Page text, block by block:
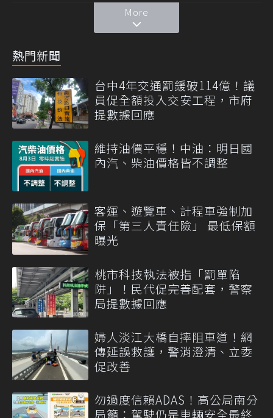
More
熱門新聞
台中4年交通罰鍰破114億！議
員促全額投入交安工程，市府
提數據回應
維持油價平穩！中油：明日國
內汽、柴油價格皆不調整
客運、遊覽車、計程車強制加
保「第三人責任險」 最低保額
曝光
桃市科技執法被指「罰單陷
阱」！民代促完善配套，警察
局提數據回應
婦人淡江大橋自摔阻車道！網
傳延誤救護，警消澄清、立委
促改善
勿過度信賴ADAS！高公局南分
局籲：駕駛仍是車輛安全最終